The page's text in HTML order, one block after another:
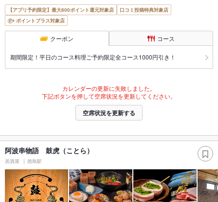
【アプリ予約限定】最大800ポイント還元対象店
口コミ投稿特典対象店
ポイントプラス対象店
クーポン コース
期間限定！平日のコース料理ご予約限定全コース1000円引き！
カレンダーの更新に失敗しました。
下記ボタンを押して空席状況を更新してください。
空席状況を更新する
阿波串物語 鼓虎（ことら）
居酒屋 徳島駅